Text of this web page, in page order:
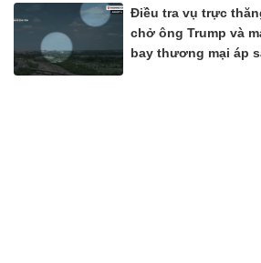
Điều tra vụ trực
chở ông Trump và
bay thương mại áp